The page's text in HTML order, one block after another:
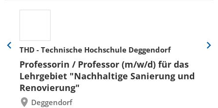
THD - Technische Hochschule Deggendorf
Professorin / Professor (m/w/d) für das
Lehrgebiet "Nachhaltige Sanierung und
Renovierung"
Deggendorf
Eine
zurück
Eine